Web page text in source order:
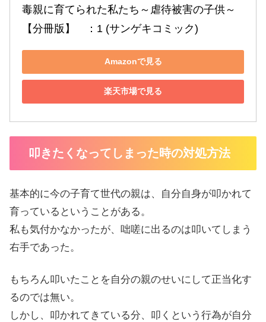
毒親に育てられた私たち～虐待被害の子供～
【分冊版】　：1 (サンゲキコミック)
Amazonで見る
楽天市場で見る
叩きたくなってしまった時の対処方法
基本的に今の子育て世代の親は、自分自身が叩かれて
育っているということがある。
私も気付かなかったが、咄嗟に出るのは叩いてしまう
右手であった。
もちろん叩いたことを自分の親のせいにして正当化す
るのでは無い。
しかし、叩かれてきている分、叩くという行為が自分